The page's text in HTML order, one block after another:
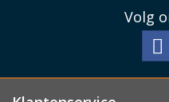
Volg